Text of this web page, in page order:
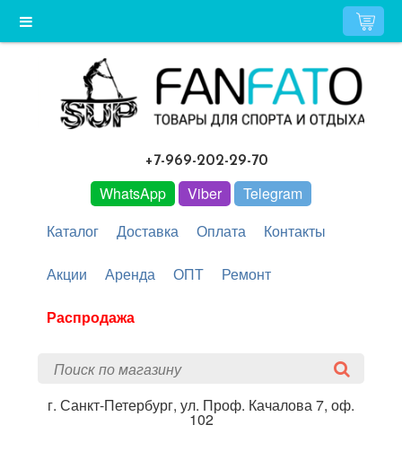
+7-969-202-29-70
WhatsApp Viber
Telegram
Каталог
Доставка Оплата Контакты
Акции Аренда ОПТ Ремонт
Распродажа
г. Санкт-Петербург, ул. Проф. Качалова 7, оф.
102